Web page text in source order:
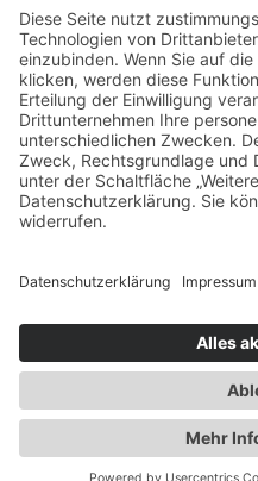
3D-Druckdateien
RUB-ONS
Mehr
Lizenzen
Für Händler – B2B
Blog
Über mich
Kontakt
Login
Anmelden
Benutzername oder E-Mail-
Angemeldet bleiben
Passwort vergessen?